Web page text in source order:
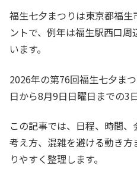
福生七夕まつりは東京都福
ントで、例年は福生駅西口
います。
2026年の第76回福生七夕ま
日から8月9日日曜日までの3
この記事では、日程、時間
考え方、混雑を避ける動き
りやすく整理します。